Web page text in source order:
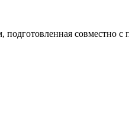
совместно